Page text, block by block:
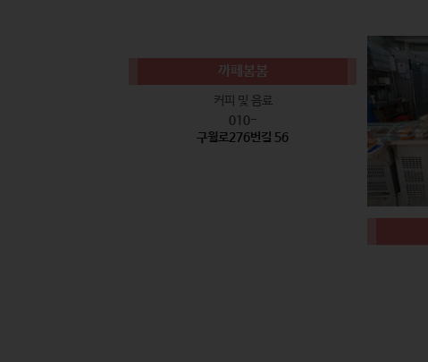
까페봄봄
커피 및 음료
010-
구월로276번길 56